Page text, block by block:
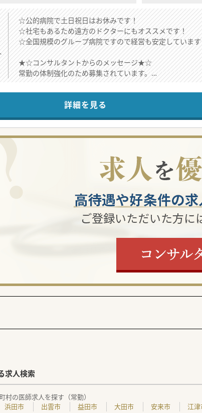
☆公的病院で土日祝日はお休みです！
☆社宅もあるため遠方のドクターにもオススメです！
☆全国規模のグループ病院ですので経営も安定しています
★☆コンサルタントからのメッセージ★☆
常勤の体制強化のため募集されています。
赴任手当や住宅手当もあるため、遠方からの転職をお考
お気軽にお問い合わせください♪
詳細を見る
求人検索
村の医師求人を探す（常勤）
浜田市 出雲市 益田市 大田市 安来市 江津